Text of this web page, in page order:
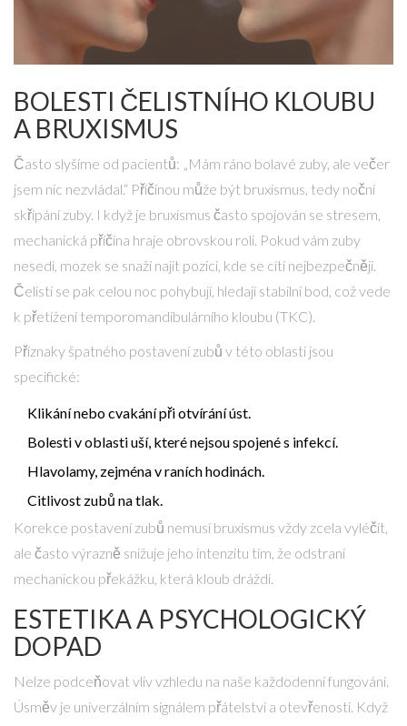
BOLESTI ČELISTNÍHO KLOUBU
A BRUXISMUS
Často slyšíme od pacientů: „Mám ráno bolavé zuby, ale večer
jsem nic nezvládal.“ Příčinou může být bruxismus , tedy noční
skřípání zuby. I když je bruxismus často spojován se stresem,
mechanická příčina hraje obrovskou roli. Pokud vám zuby
nesedí, mozek se snaží najít pozici, kde se cítí nejbezpečněji.
Čelisti se pak celou noc pohybují, hledají stabilní bod, což vede
k přetížení temporomandibulárního kloubu (TKC).
Příznaky špatného postavení zubů v této oblasti jsou
specifické:
Klikání nebo cvakání při otvírání úst.
Bolesti v oblasti uší, které nejsou spojené s infekcí.
Hlavolamy, zejména v raních hodinách.
Citlivost zubů na tlak.
Korekce postavení zubů nemusí bruxismus vždy zcela vyléčit,
ale často výrazně snižuje jeho intenzitu tím, že odstraní
mechanickou překážku, která kloub dráždí.
ESTETIKA A PSYCHOLOGICKÝ
DOPAD
Nelze podceňovat vliv vzhledu na naše každodenní fungování.
Úsměv je univerzálním signálem přátelství a otevřenosti. Když